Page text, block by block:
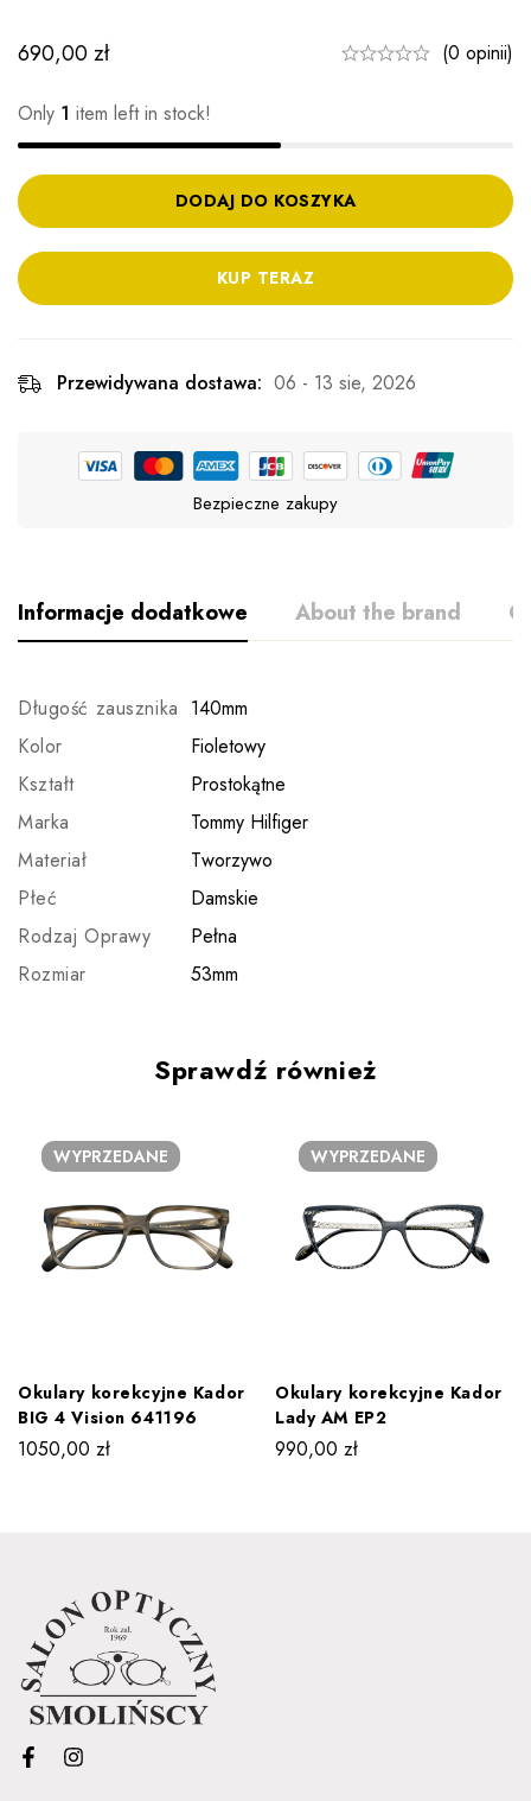
690,00zł (0 opinii)
Only 1 item left in stock!
DODAJ DO KOSZYKA
KUP TERAZ
Przewidywana dostawa: 06 - 13 sie, 2026
Bezpieczne zakupy
Informacje dodatkowe About the brand
Długość zausznika 140mm
Kolor
Fioletowy
Kształt
Prostokątne
Marka
Tommy Hilfiger
Materiał
Tworzywo
Płeć
Damskie
Rodzaj Oprawy
Pełna
Rozmiar
53mm
Sprawdź również
WYPRZEDANE
Okulary korekcyjne Kador
BIG 4 Vision 641196
1050,00 zł
WYPRZEDANE
Okulary korekcyjne Kador
Lady AM EP2
990,00 zł